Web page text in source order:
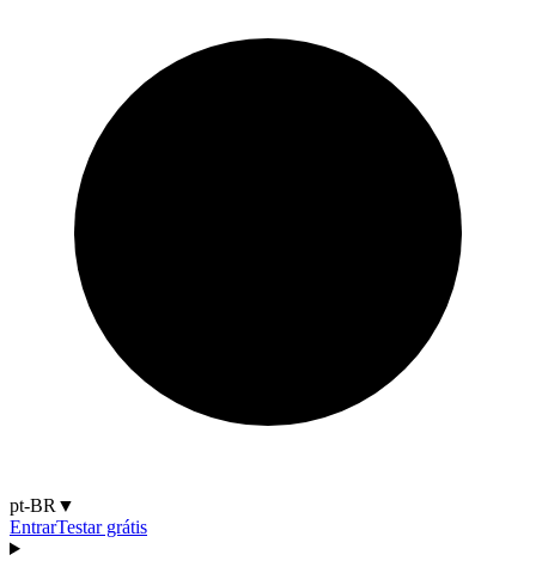
pt-BR ▼
EntrarTestar grátis